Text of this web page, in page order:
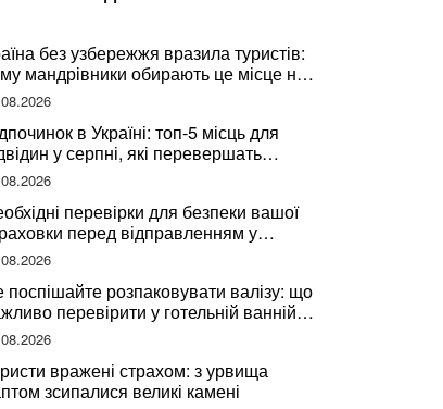
без узбережжя вразила туристів:
мандрівники обирають це місце на
в Україні: топ-5 місць для
у серпні, які перевершать
враження
перевірки для безпеки вашої
перед відправленням у
поспішайте розпаковувати валізу: що
перевірити у готельній ванній
досвідченої мандрівниці
вражені страхом: з урвища
зсипалися великі камені